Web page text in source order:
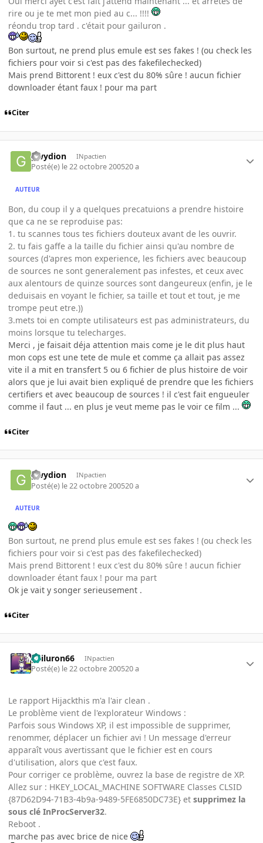
rire ou je te met mon pied au c... !!!!
réondu trop tard . c'était pour gailuron .
Bon surtout, ne prend plus emule est ses fakes ! (ou check les
fichiers pour voir si c'est pas des fakefilechecked)
Mais prend Bittorent ! eux c'est du 80% sûre ! aucun fichier
downloader étant faux ! pour ma part
Citer
gwydion INpactien
Posté(e) le 22 octobre 200520 a
AUTEUR
Bon, du coup il y a quelques precatuions a prendre histoire
que ca ne se reproduise pas:
1. tu scannes tous tes fichiers douteux avant de les ouvrir.
2. tu fais gaffe a la taille du fichier ainsi qu'au nombre de
sources (d'apres mon experience, les fichiers avec beaucoup
de sources ne sont generalement pas infestes, et ceux avec
aux alentours de quinze sources sont dangeureux (enfin, je le
deduisais en voyant le fichier, sa taille et tout et tout, je me
trompe peut etre.))
3.mets toi en compte utilisateurs est pas administrateurs, du
moins lorsque tu telecharges.
Merci , je faisait déja attention mais come je le dit plus haut
mon cops est une tete de mule et comme ça allait pas assez
vite il a mit en transfert 5 ou 6 fichier de plus histoire de voir
alors que je lui avait bien expliqué de prendre que les fichiers
certifiers et avec beaucoup de sources ! il c'est fait engueuler
comme il faut ... en plus je veut meme pas le voir ce film ...
Citer
gwydion INpactien
Posté(e) le 22 octobre 200520 a
AUTEUR
Bon surtout, ne prend plus emule est ses fakes ! (ou check les
fichiers pour voir si c'est pas des fakefilechecked)
Mais prend Bittorent ! eux c'est du 80% sûre ! aucun fichier
downloader étant faux ! pour ma part
Ok je vait y songer serieusement .
Citer
gailuron66 INpactien
Posté(e) le 22 octobre 200520 a
Le rapport Hijackthis m'a l'air clean .
Le problème vient de l'explorateur Windows :
Parfois sous Windows XP, il est impossible de supprimer,
renommer, déplacer un fichier avi ! Un message d'erreur
apparaît vous avertissant que le fichier est en cours
d'utilisation, alors que c'est faux.
Pour corriger ce problème, ouvrez la base de registre de XP.
Allez sur : HKEY_LOCAL_MACHINE SOFTWARE Classes CLSID
{87D62D94-71B3-4b9a-9489-5FE6850DC73E} et supprimez la
sous clé InProcServer32.
Reboot .
marche pas avec brice de nice